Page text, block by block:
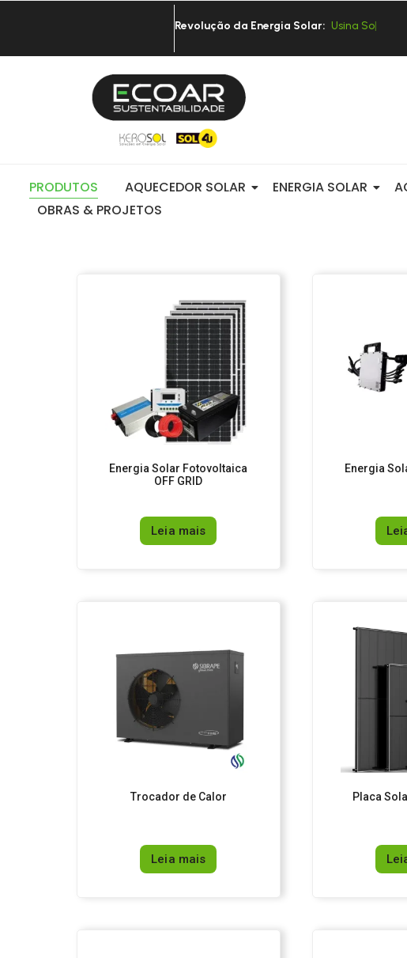
Revolução da Energia Solar: Usina Sol
PRODUTOS AQUECEDOR SOLAR ENERGIA SOLAR
OBRAS & PROJETOS
Energia Solar Fotovoltaica
OFF GRID
Leia mais
Energia
Trocador de Calor
Leia mais
Placa